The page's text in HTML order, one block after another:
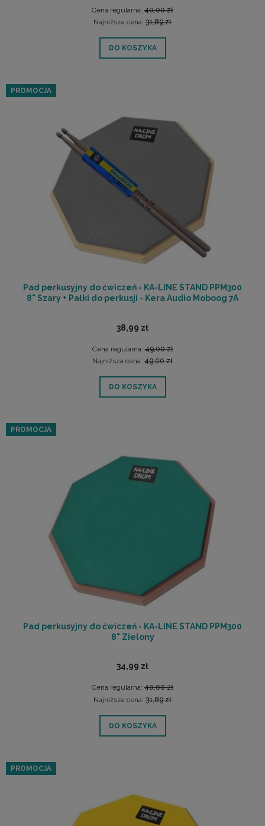
Cena regularna: 40,00 zł
Najniższa cena: 31,89 zł
DO KOSZYKA
Pad perkusyjny do ćwiczeń - KA-LINE STAND PPM300
8" Szary + Pałki do perkusji - Kera Audio Moboog 7A
38,99 zł
Cena regularna:49,00 zł
Najniższa cena: 49,00 zł
DO KOSZYKA
PROMOCJA
Pad perkusyjny do ćwiczeń - KA-LINE STAND PPM300
8" Zielony
34,99 zł
Cena regularna: 40,00 zł
Najniższa cena: 31,89 zł
DO KOSZYKA
PROMOCJA
PROMOCJA